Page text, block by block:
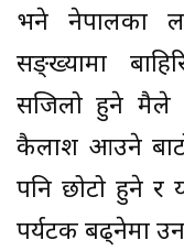
भने नेपालका
सङ्ख्यामा
सजिलो हुने मैले
कैलाश आउने
पनि छोटो हुने र
पर्यटक बढ्नेमा